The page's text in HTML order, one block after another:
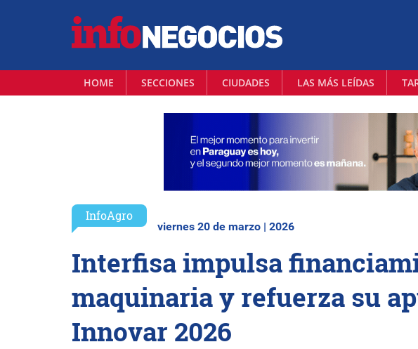
HOME SECCIONES CIUDADES LAS MÁS LEÍDAS
InfoAgro
viernes 20 de marzo | 2026
Interfisa impulsa
maquinaria y refuerza su
Innovar 2026